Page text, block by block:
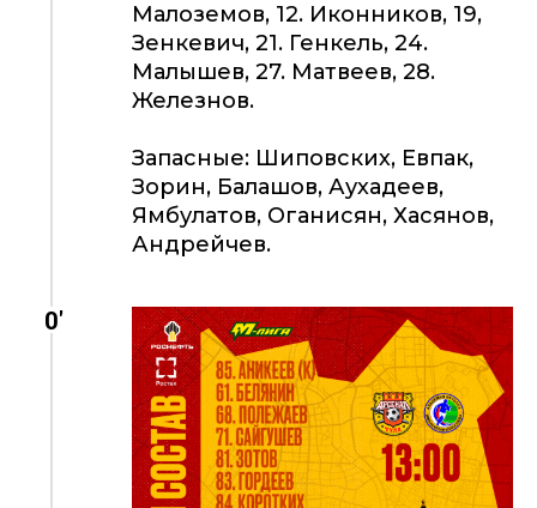
Малоземов, 12. Иконников, 19,
Зенкевич, 21. Генкель, 24.
Малышев, 27. Матвеев, 28.
Железнов.
Запасные: Шиповских, Евпак,
Зорин, Балашов, Аухадеев,
Ямбулатов, Оганисян, Хасянов,
Андрейчев.
0'